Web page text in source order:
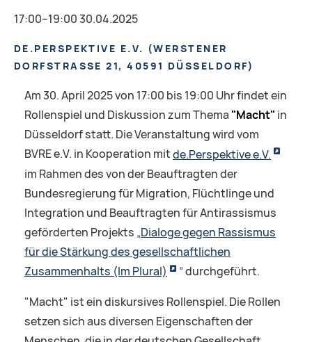
17:00–19:00 30.04.2025
DE.PERSPEKTIVE E.V. (WERSTENER
DORFSTRASSE 21, 40591 DÜSSELDORF
)
Am 30. April 2025 von 17:00 bis 19:00 Uhr findet ein
Rollenspiel und Diskussion zum Thema "Macht" in
Düsseldorf statt. Die Veranstaltung wird vom
BVRE e.V. in Kooperation mitde.Perspektive e.V.
im Rahmen des von der Beauftragten der
Bundesregierung für Migration, Flüchtlinge und
Integration und Beauftragten für Antirassismus
geförderten Projekts „Dialoge gegen Rassismus
für die Stärkung des gesellschaftlichen
Zusammenhalts (Im Plural)
” durchgeführt.
"Macht" ist ein diskursives Rollenspiel. Die Rollen
setzen sich aus diversen Eigenschaften der